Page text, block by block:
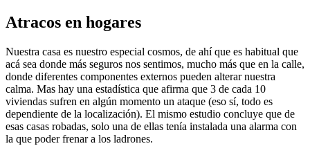
Atracos en hogares
Nuestra casa es nuestro especial cosmos, de ahí que es habitual que
acá sea donde más seguros nos sentimos, mucho más que en la calle,
donde diferentes componentes externos pueden alterar nuestra
calma. Mas hay una estadística que afirma que 3 de cada 10
viviendas sufren en algún momento un ataque (eso sí, todo es
dependiente de la localización). El mismo estudio concluye que de
esas casas robadas, solo una de ellas tenía instalada una alarma con
la que poder frenar a los ladrones.